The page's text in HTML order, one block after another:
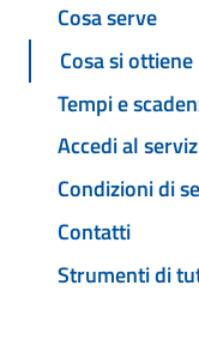
Cosa serve
Cosa si ottiene
Tempi e
Accedi al
Condizioni di
Contatti
Strumenti di